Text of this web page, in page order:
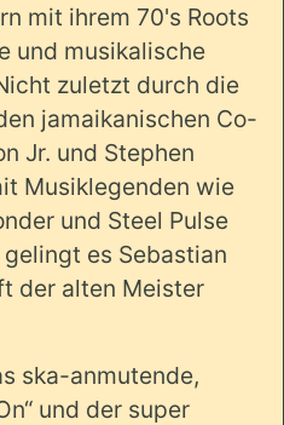
mit ihrem 70's Roots
und musikalische
zuletzt durch die
jamaikanischen Co-
Jr. und Stephen
Musiklegenden wie
und Steel Pulse
es Sebastian
der alten Meister
ska-anmutende,
und der super